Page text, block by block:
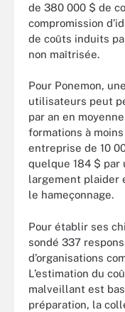
de 380 000 $ de
compromission
de coûts induits
non maîtrisée.
Pour Ponemon,
utilisateurs peut
par an en
formations à
entreprise de 10
quelque 184 $ par
largement plaider
le hameçonnage.
Pour établir ses
sondé 337
d’organisations
L’estimation du
malveillant est
préparation, la